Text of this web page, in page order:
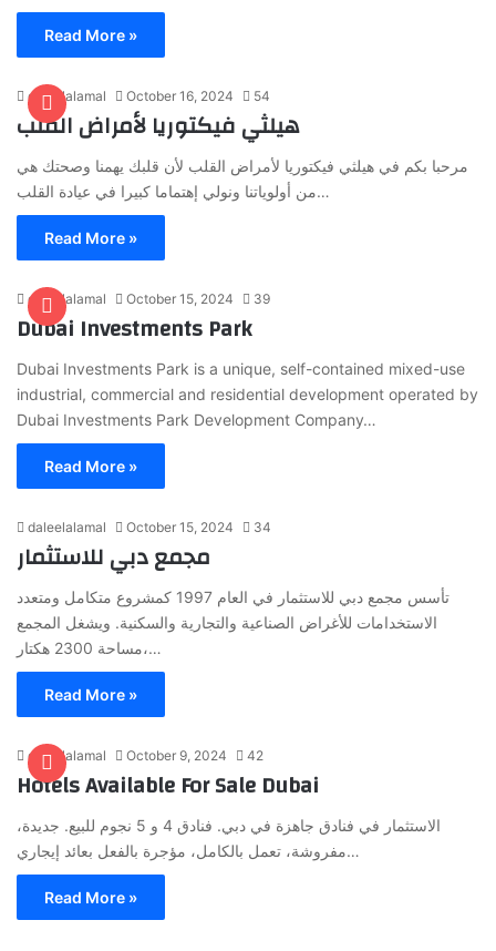
Read More »
daleelalamal October 16, 2024 54
هيلثي فيكتوريا لأمراض القلب
مرحبا بكم في هيلثي فيكتوريا لأمراض القلب لأن قلبك يهمنا وصحتك هي
من أولوياتنا ونولي إهتماما كبيرا في عيادة القلب…
Read More »
daleelalamal October 15, 2024 39
Dubai Investments Park
Dubai Investments Park is a unique, self-contained mixed-use
industrial, commercial and residential development operated by
Dubai Investments Park Development Company…
Read More »
daleelalamal October 15, 2024 34
مجمع دبي للاستثمار
تأسس مجمع دبي للاستثمار في العام 1997 كمشروع متكامل ومتعدد
الاستخدامات للأغراض الصناعية والتجارية والسكنية. ويشغل المجمع
مساحة 2300 هكتار،…
Read More »
daleelalamal October 9, 2024 42
Hotels Available For Sale Dubai
الاستثمار في فنادق جاهزة في دبي. فنادق 4 و 5 نجوم للبيع. جديدة،
مفروشة، تعمل بالكامل، مؤجرة بالفعل بعائد إيجاري…
Read More »